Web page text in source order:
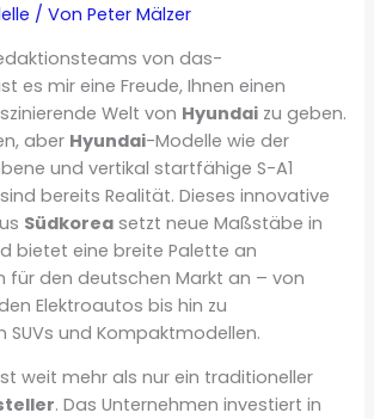
/ VonPeter Mälzer
von das-
es mir eine Freude, Ihnen einen
Welt von Hyundai zu geben.
aber Hyundai-Modelle wie der
und vertikal startfähige S-A1
bereits Realität. Dieses innovative
Südkorea setzt neue Maßstäbe in
bietet eine breite Palette an
für den deutschen Markt an – von
Elektroautos bis hin zu
SUVs und Kompaktmodellen.
weit mehr als nur ein traditioneller
. Das Unternehmen investiert in